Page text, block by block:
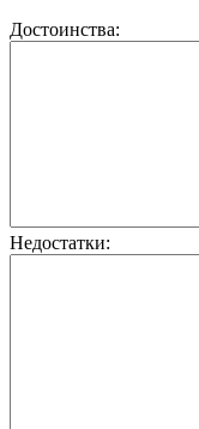
Достоинства:
Недостатки: